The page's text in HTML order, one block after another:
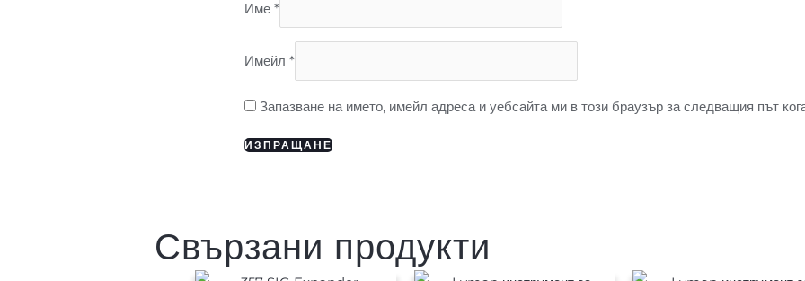
Име*
Имейл*
Запазване на името, имейл адреса и уебсайта ми в този браузър за следващия път
Свързани продукти